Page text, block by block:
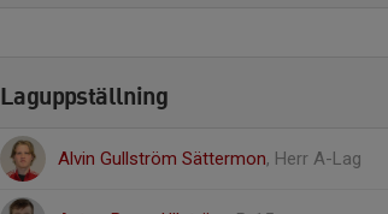
Laguppställning
Alvin Gullström Sättermon, Herr A-Lag